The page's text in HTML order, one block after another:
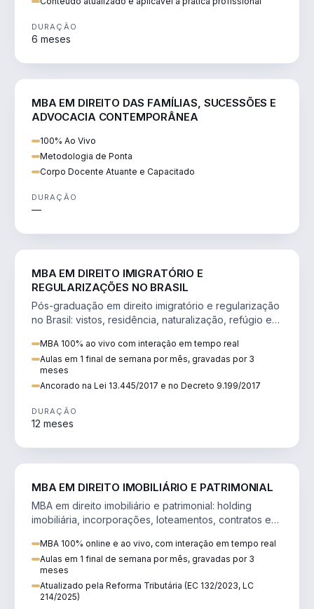
DURAÇÃO
6 meses
MBA EM DIREITO DAS FAMÍLIAS, SUCESSÕES E
ADVOCACIA CONTEMPORÂNEA
100% Ao Vivo
Metodologia de Ponta
Corpo Docente Atuante e Capacitado
DURAÇÃO
—
MBA EM DIREITO IMIGRATÓRIO E
REGULARIZAÇÕES NO BRASIL
Pós-graduação em direito imigratório e regularização
no Brasil: vistos, residência, naturalização, refúgio e
MBA 100% ao vivo com interação em tempo real
Aulas em 1 final de semana por mês, gravadas por 3
meses
Ancorado na Lei 13.445/2017 e no Decreto 9.199/2017
DURAÇÃO
12 meses
MBA EM DIREITO IMOBILIÁRIO E PATRIMONIAL
MBA em direito imobiliário e patrimonial: holding
imobiliária, incorporações, loteamentos, contratos e
MBA 100% online e ao vivo, com interação em tempo real
Aulas em 1 final de semana por mês, gravadas por 3
meses
Atualizado pela Reforma Tributária (EC 132/2023, LC
214/2025)